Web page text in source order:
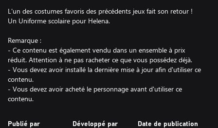
L'un des costumes favoris des précédents jeux fait son retour !
Un Uniforme scolaire pour Helena.
Remarque :
- Ce contenu est également vendu dans un ensemble à prix
réduit. Attention à ne pas racheter ce que vous possédez déjà.
- Vous devez avoir installé la dernière mise à jour afin d'utiliser ce
contenu.
- Vous devez avoir acheté le personnage avant d'utiliser ce
contenu.
Publié par Développé par Date de publication